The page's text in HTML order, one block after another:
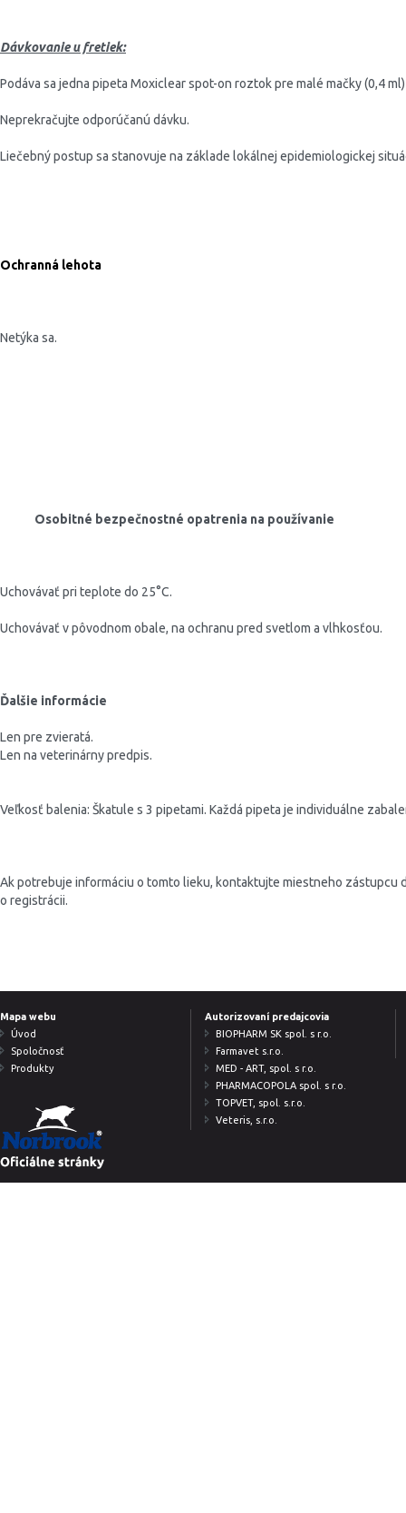
Dávkovanie u fretiek:
Podáva sa jedna pipeta Moxiclear spot-on roztok pre malé mačky (0,4
Neprekračujte odporúčanú dávku.
Liečebný postup sa stanovuje na základe lokálnej epidemiologickej
Ochranná lehota
Netýka sa.
Osobitné bezpečnostné opatrenia na používanie
Uchovávať pri teplote do 25°C.
Uchovávať v pôvodnom obale, na ochranu pred svetlom a vlhkosťou.
Ďalšie informácie
Len pre zvieratá.
Len na veterinárny predpis.
Veľkosť balenia: Škatule s 3 pipetami. Každá pipeta je individuálne
Ak potrebuje informáciu o tomto lieku, kontaktujte miestneho zástupcu
o registrácii.
Patička
Mapa webu
Úvod
Spoločnosť
Produkty
Autorizovaní predajcovia
BIOPHARM SK spol. s r.o.
Farmavet s.r.o.
MED - ART, spol. s r.o.
PHARMACOPOLA spol. s r.o.
TOPVET, spol. s.r.o.
Veteris, s.r.o.